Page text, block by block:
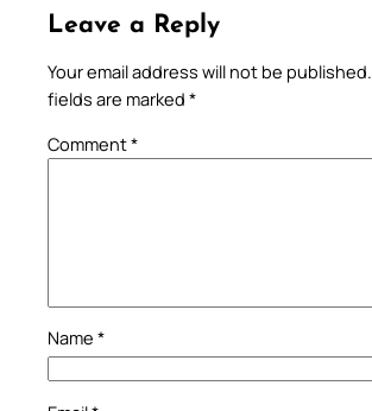
Leave a Reply
Your email address will not be published.
fields are marked *
Comment*
Name *